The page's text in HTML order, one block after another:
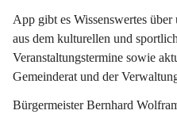
App gibt es Wissenswertes
aus dem kulturellen und
Veranstaltungstermine sowie
Gemeinderat und der
Bürgermeister Bernhard